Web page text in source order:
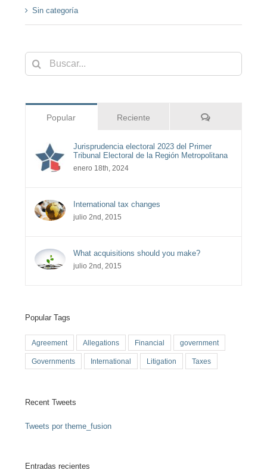
Sin categoría
Buscar:
Popular Reciente Comentarios
Jurisprudencia electoral 2023 del Primer
Tribunal Electoral de la Región Metropolitana
enero 18th, 2024
International tax changes
julio 2nd, 2015
What acquisitions should you make?
julio 2nd, 2015
Popular Tags
Agreement Allegations Financial government
Governments International Litigation Taxes
Recent Tweets
Tweets por theme_fusion
Entradas recientes